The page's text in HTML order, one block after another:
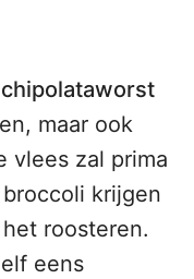
maar ook
vlees zal prima
krijgen
roosteren.
eens